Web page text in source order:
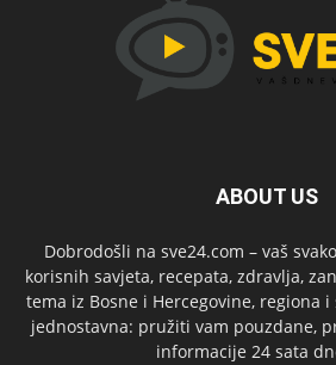
ABOUT US
Dobrodošli na sve24.com – vaš
korisnih savjeta, recepata, zdravlja,
tema iz Bosne i Hercegovine, regiona
jednostavna: pružiti vam pouzdane,
informacije 24 sata